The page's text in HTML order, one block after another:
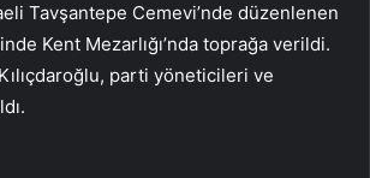
Tavşantepe Cemevi’nde düzenlenen
Kent Mezarlığı’nda toprağa verildi.
parti yöneticileri ve